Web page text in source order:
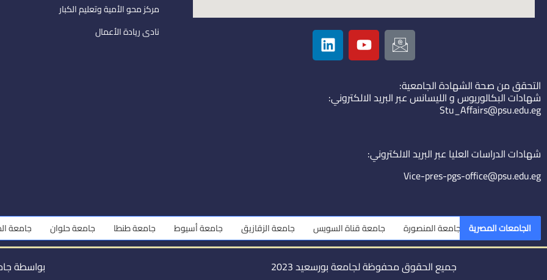
I
c
o
-
e
i
Y
o
u
u
b
L
i
n
التحقق من صحة الشهادة الجامعية:
شهادات البكالوريوس و الليسانس عبر البريد الالكتروني:
Stu_Affairs@psu.edu.eg
شهادات الدراسات العليا عبر البريد الالكتروني:
Vice-pres-pgs-office@psu.edu.eg
مركز محو الأمية وتعليم الكبار
نادى ريادة الأعمال
الجامعات المصريةجامعة المنصورة جامعة قناة السويس جامعة الزقازيق جامعة أسيوط جامعة طنطا جامعة حلوان جامعة المنوفية
جميع الحقوق محفوظة لجامعة بورسعيد 2023 بواسطة